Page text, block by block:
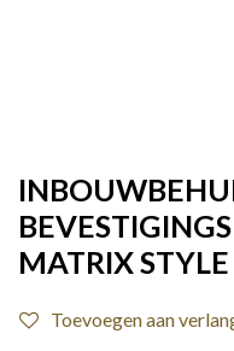
MATRIX
Toevoegen aan